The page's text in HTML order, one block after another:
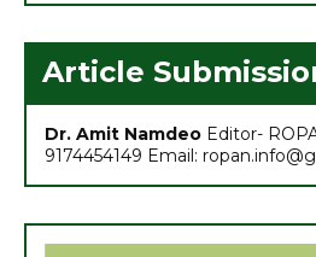
Article
Dr. Amit Namdeo Editor-
9174454149 Email: